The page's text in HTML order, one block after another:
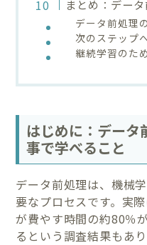
まとめ：デー
データ前処理
次のステップ
継続学習のた
はじめに：データ
事で学べること
データ前処理は、機械
要なプロセスです。実
が費やす時間の約80％
るという調査結果もあり